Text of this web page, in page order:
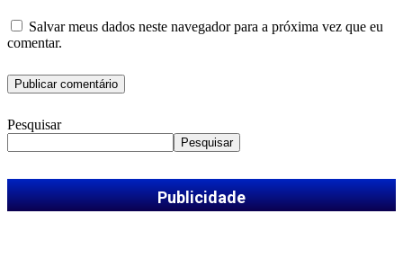
Salvar meus dados neste navegador para a próxima vez que eu
comentar.
Pesquisar
Pesquisar
Publicidade